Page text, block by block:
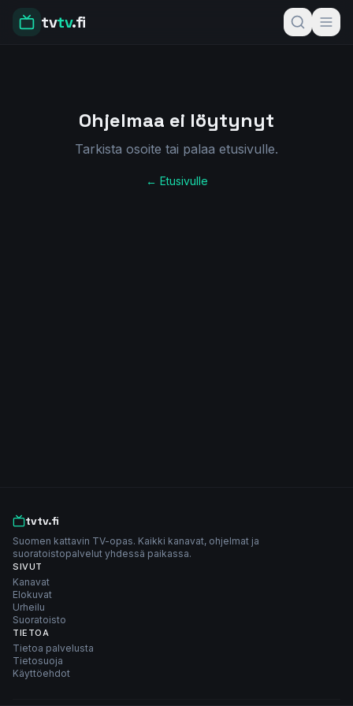
tvtv.fi
Ohjelmaa ei löytynyt
Tarkista osoite tai palaa etusivulle.
← Etusivulle
tvtv.fi
Suomen kattavin TV-opas. Kaikki kanavat, ohjelmat ja
suoratoistopalvelut yhdessä paikassa.
SIVUT
Kanavat
Elokuvat
Urheilu
Suoratoisto
TIETOA
Tietoa palvelusta
Tietosuoja
Käyttöehdot